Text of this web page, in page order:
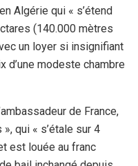
Algérie qui « s’étend
(140.000 mètres
un loyer si insignifiant
d’une modeste chambre
de France,
qui « s’étale sur 4
est louée au franc